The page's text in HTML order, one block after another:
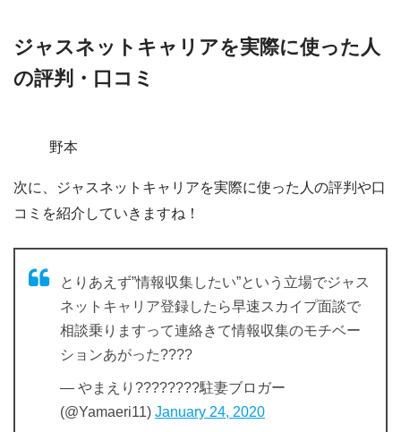
ジャスネットキャリアを実際に使った人
の評判・口コミ
野本
次に、ジャスネットキャリアを実際に使った人の評判や口
コミを紹介していきますね！
とりあえず”情報収集したい”という立場でジャス
ネットキャリア登録したら早速スカイプ面談で
相談乗りますって連絡きて情報収集のモチベー
ションあがった????
— やまえり????????駐妻ブロガー
(@Yamaeri11) January 24, 2020